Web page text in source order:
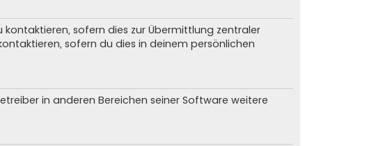
sofern dies zur Übermittlung zentraler
sofern du dies in deinem persönlichen
in anderen Bereichen seiner Software weitere